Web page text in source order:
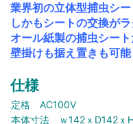
業界初の立体型捕虫シ
しかもシートの交換がラ
オール紙製の捕虫シー
壁掛けも据え置きも可能
仕様
定格 AC100V
本体寸法 ｗ142ｘD142ｘ